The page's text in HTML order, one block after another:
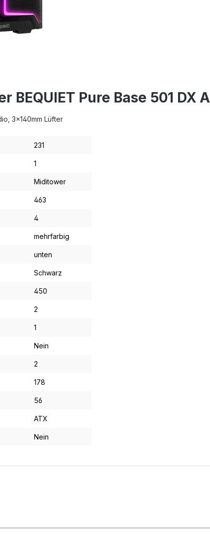
Pure Base 501 DX
3x140mm Lüfter
231
1
Miditower
463
4
mehrfarbig
unten
Schwarz
450
2
1
Nein
2
178
56
ATX
Nein